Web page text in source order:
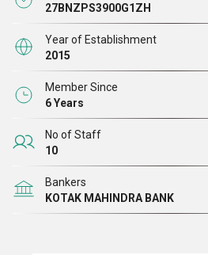
27BNZPS3900G1ZH
Year of Establishment
2015
Member Since
6 Years
No of Staff
10
Bankers
KOTAK MAHINDRA BANK